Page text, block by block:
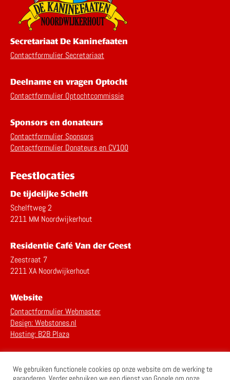
Secretariaat De Kaninefaaten
Contactformulier Secretariaat
Deelname en vragen Optocht
Contactformulier Optochtcommissie
Sponsors en donateurs
Contactformulier Sponsors
Contactformulier Donateurs en CV100
Feestlocaties
De tijdelijke Schelft
Schelftweg 2
2211 MM Noordwijkerhout
Residentie Café Van der Geest
Zeestraat 7
2211 XA Noordwijkerhout
Website
Contactformulier Webmaster
Design: Webstones.nl
Hosting: B2B Plaza
Disclaimer
We gebruiken functionele cookies op onze website om de werking te